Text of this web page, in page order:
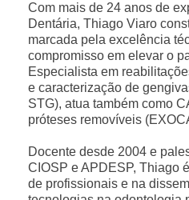
Com mais de 24 anos de
Dentária, Thiago Viaro
marcada pela excelência
compromisso em elevar o
Especialista em
e caracterização de
STG), atua também como
próteses removíveis
Docente desde 2004 e
CIOSP e APDESP, Thiago
de profissionais e na